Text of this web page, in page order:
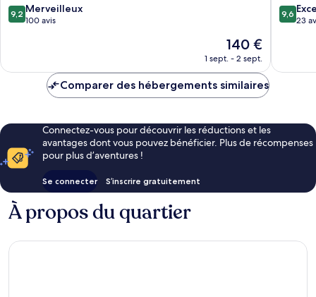
9.2
sur
9,2 Merveilleux
100 avis
Le
nouveau
est
de
140 €
1 sept. - 2 sept.
9.6
sur
9,6
23
Comparer des hébergements similaires
Connectez-vous pour découvrir les réductions et les
avantages dont vous pouvez bénéficier. Plus de récompenses
pour plus d’aventures !
Se connecter S’inscrire gratuitement
À propos du quartier